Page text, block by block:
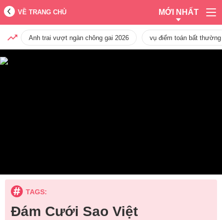
VỀ TRANG CHỦ MỚI NHẤT
Anh trai vượt ngàn chông gai 2026 vụ điểm toán bất
TAGS:
Đám Cưới Sao Việt